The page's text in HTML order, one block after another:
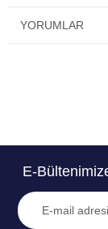
YORUMLAR
E-